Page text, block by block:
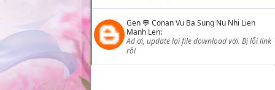
Gen 💬 Conan Vu Ba Sung Nu Nhi Lien
Manh Len:
Ad ơi, update lại file download với. Bị lỗi link
rồi